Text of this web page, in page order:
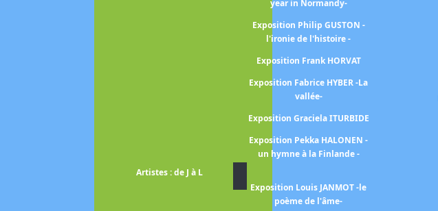
year in Normandy-
Exposition Philip GUSTON -
l'ironie de l'histoire -
Exposition Frank HORVAT
Exposition Fabrice HYBER -La
vallée-
Exposition Graciela ITURBIDE
Exposition Pekka HALONEN -
un hymne à la Finlande -
Artistes : de J à L
Exposition Louis JANMOT -le
poème de l'âme-